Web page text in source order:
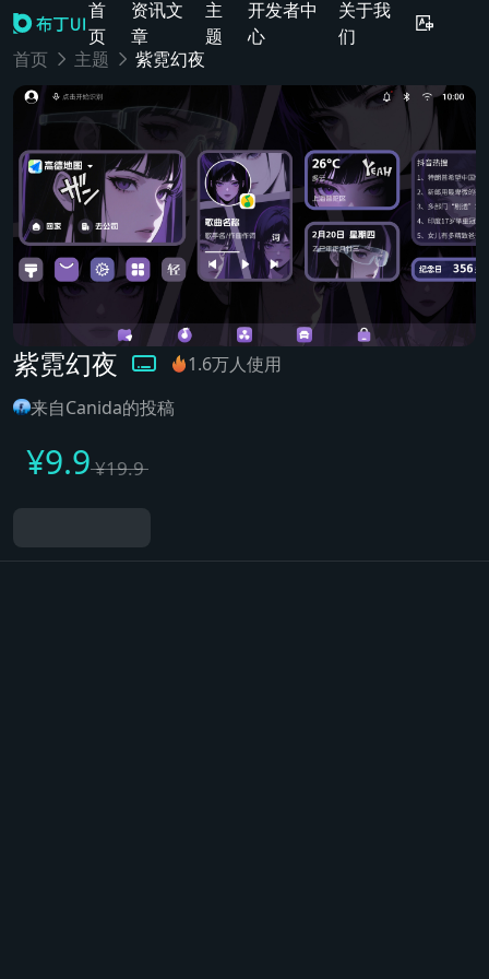
首
页
资讯文
章
主
题
开发者中
心
关于我
们
首页
主题 紫霓幻夜
紫霓幻夜
1.6万人使用
来自Canida的投稿
¥9.9¥19.9